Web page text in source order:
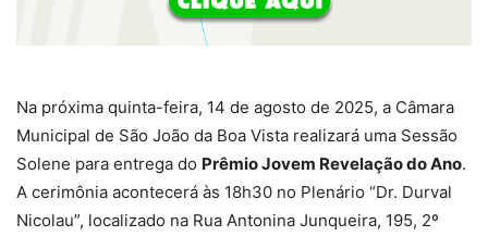
Na próxima quinta-feira, 14 de agosto de 2025, a Câmara
Municipal de São João da Boa Vista realizará uma Sessão
Solene para entrega do Prêmio Jovem Revelação do Ano.
A cerimônia acontecerá às 18h30 no Plenário “Dr. Durval
Nicolau”, localizado na Rua Antonina Junqueira, 195, 2º